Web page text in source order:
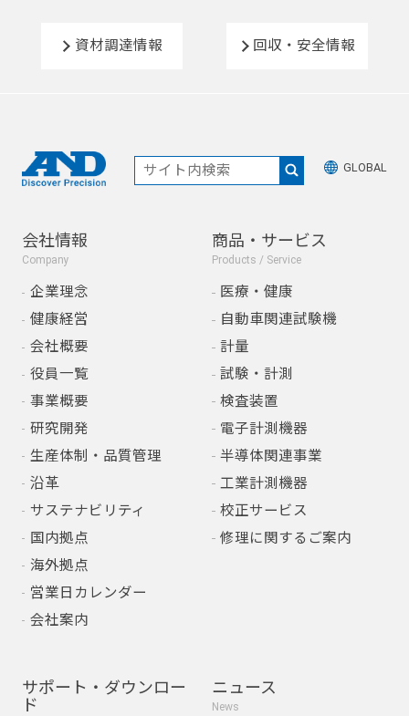
資材調達情報 回収・安全情報
GLOBAL
会社情報
Company
企業理念
健康経営
会社概要
役員一覧
事業概要
研究開発
生産体制・品質管理
沿革
サステナビリティ
国内拠点
海外拠点
営業日カレンダー
会社案内
商品・サービス
Products / Service
医療・健康
自動車関連試験機
計量
試験・計測
検査装置
電子計測機器
半導体関連事業
工業計測機器
校正サービス
修理に関するご案内
サポート・ダウンロー
ド
ニュース
News